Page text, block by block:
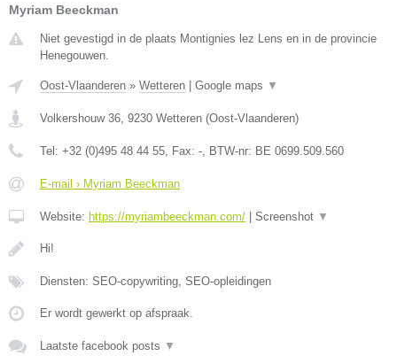
Myriam Beeckman
Niet gevestigd in de plaats Montignies lez Lens en in de provincie
Henegouwen.
Oost-Vlaanderen » Wetteren Google maps ▼
Volkershouw 36, 9230 Wetteren (Oost-Vlaanderen)
Tel: +32 (0)495 48 44 55, Fax: -, BTW-nr: BE 0699.509.560
E-mail › Myriam Beeckman
Website: https://myriambeeckman.com/ Screenshot ▼
Hi!
Diensten: SEO-copywriting, SEO-opleidingen
Er wordt gewerkt op afspraak.
Laatste facebook posts ▼